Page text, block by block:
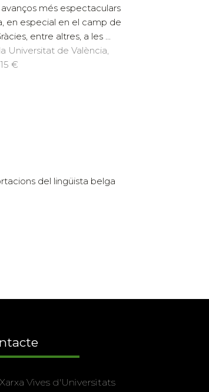
més espectaculars
en especial en el camp de
entre altres, a les ...
Universitat de València,
€
del lingüista belga
Xarxa Vives d'Universitats